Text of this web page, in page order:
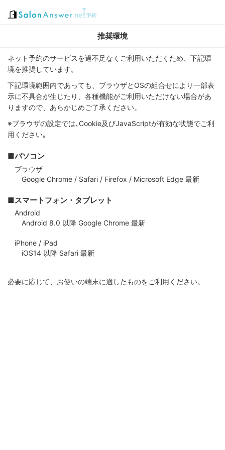
推奨環境
ネット予約のサービスを過不足なくご利用いただくため、下記環
境を推奨しています。
下記環境範囲内であっても、ブラウザとOSの組合せにより一部表
示に不具合が生じたり、各種機能がご利用いただけない場合があ
りますので、あらかじめご了承ください。
※ブラウザの設定では､Cookie及びJavaScriptが有効な状態でご利
用ください｡
■パソコン
ブラウザ
Google Chrome / Safari / Firefox / Microsoft Edge 最新
■スマートフォン・タブレット
Android
Android 8.0 以降 Google Chrome 最新
iPhone / iPad
iOS14 以降 Safari 最新
必要に応じて、お使いの端末に適したものをご利用ください。